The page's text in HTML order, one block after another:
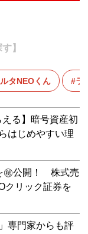
】
タNEOくん ラ
える】暗号資産初
はじめやすい理
㊙公開！ 株式売
クリック証券を
専門家からも評